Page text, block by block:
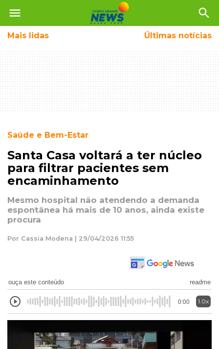
menu search
Mais lidas Últimas notícias
Saúde e Bem-Estar
Santa Casa voltará a ter núcleo
para filtrar pacientes sem
encaminhamento
Mesmo hospital não atendendo a demanda
espontânea há mais de 10 anos, ainda existe
procura
Por Cassia Modena | 29/04/2026 11:55
ouça este conteúdo readme
0:00 1.0x